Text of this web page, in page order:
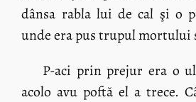
dânsa rabla lui de cal şi o
unde era pus trupul mortului
P-aci prin prejur era o
acolo avu poftă el a trece.